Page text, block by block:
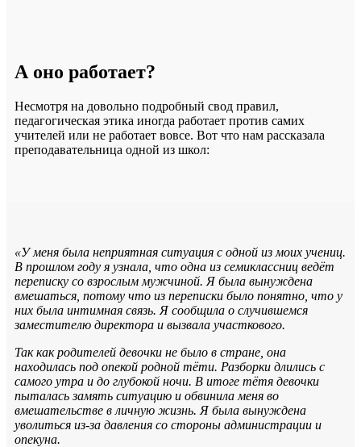
А оно работает?
Несмотря на довольно подробный свод правил,
педагогическая этика иногда работает против самих
учителей или не работает вовсе. Вот что нам рассказала
преподавательница одной из школ:
«У меня была неприятная ситуация с одной из моих учениц.
В прошлом году я узнала, что одна из семиклассниц ведёт
переписку со взрослым мужчиной. Я была вынуждена
вмешаться, потому что из переписки было понятно, что у
них была интимная связь. Я сообщила о случившемся
заместителю директора и вызвала участкового.
Так как родителей девочки не было в стране, она
находилась под опекой родной тёти. Разборки длились с
самого утра и до глубокой ночи. В итоге тётя девочки
пыталась замять ситуацию и обвинила меня во
вмешательстве в личную жизнь. Я была вынуждена
уволиться из-за давления со стороны администрации и
опекуна.